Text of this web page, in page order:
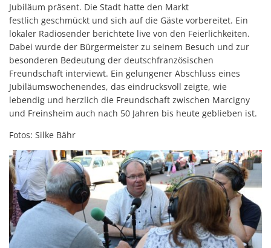
Jubiläum präsent. Die Stadt hatte den Markt
festlich geschmückt und sich auf die Gäste vorbereitet. Ein
lokaler Radiosender berichtete live von den Feierlichkeiten.
Dabei wurde der Bürgermeister zu seinem Besuch und zur
besonderen Bedeutung der deutschfranzösischen
Freundschaft interviewt. Ein gelungener Abschluss eines
Jubiläumswochenendes, das eindrucksvoll zeigte, wie
lebendig und herzlich die Freundschaft zwischen Marcigny
und Freinsheim auch nach 50 Jahren bis heute geblieben ist.
Fotos: Silke Bähr